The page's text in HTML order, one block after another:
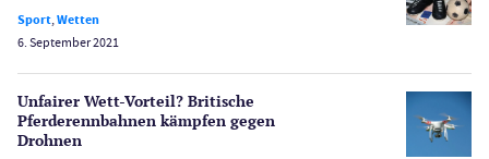
Sport
Wetten
Wirtschaft
Bonus Ohne Einzahlung
Sport,Wetten
6. September 2021
Unfairer Wett-Vorteil? Britische
Pferderenn­bahnen kämpfen gegen
Drohnen